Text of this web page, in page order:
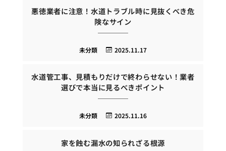
悪徳業者に注意！水道トラブル時に見抜くべき危
険なサイン
2025.11.17
未分類
水道管工事、見積もりだけで終わらせない！業者
選びで本当に見るべきポイント
2025.11.16
未分類
家を蝕む漏水の知られざる根源